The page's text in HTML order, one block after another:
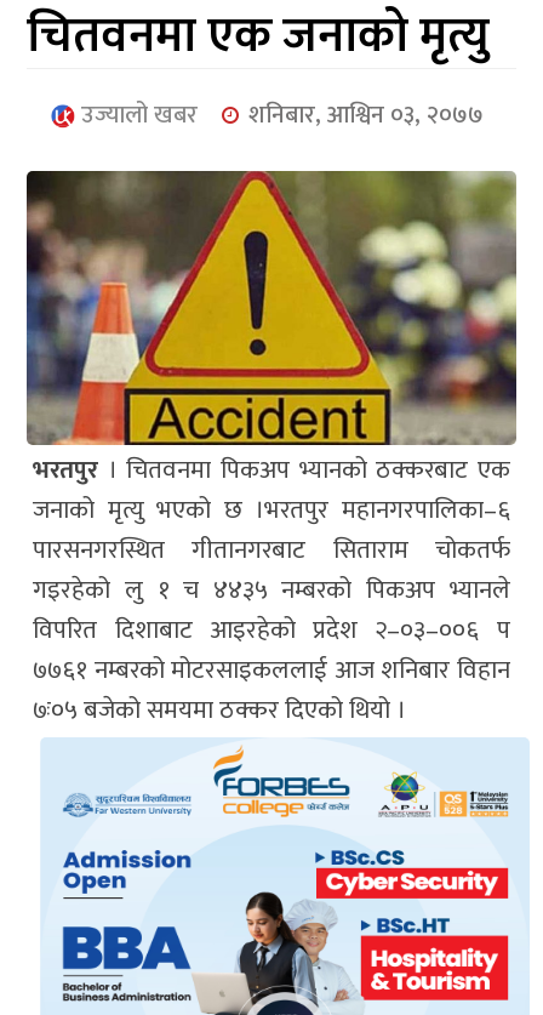
मनोरञ्जन
खेलकुद
प्रबास
युनिकोड
चितवनमा एक जनाको मृत्यु
उज्यालो खबर शनिबार, आश्विन ०३, २०७७
भरतपुर । चितवनमा पिकअप भ्यानको ठक्करबाट एक
जनाको मृत्यु भएको छ ।भरतपुर महानगरपालिका–६
पारसनगरस्थित गीतानगरबाट सिताराम चोकतर्फ
गइरहेको लु १ च ४४३५ नम्बरको पिकअप भ्यानले
विपरित दिशाबाट आइरहेको प्रदेश २–०३–००६ प
७७६१ नम्बरको मोटरसाइकललाई आज शनिबार विहान
७ः०५ बजेको समयमा ठक्कर दिएको थियो ।